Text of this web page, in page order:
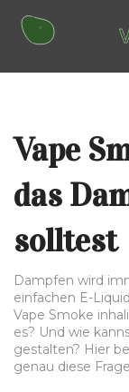
Vape
das
solltest
Dampfen wird
einfachen E-
Vape Smoke
es? Und wie
gestalten? Hier
genau diese